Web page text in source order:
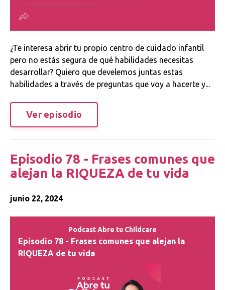
¿Te interesa abrir tu propio centro de cuidado infantil
pero no estás segura de qué habilidades necesitas
desarrollar? Quiero que develemos juntas estas
habilidades a través de preguntas que voy a hacerte y...
Ver episodio
Episodio 78 - Frases comunes que
alejan la RIQUEZA de tu vida
junio 22, 2024